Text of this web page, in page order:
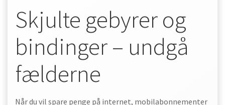
Skjulte gebyrer og
bindinger – undgå
fælderne
Når du vil spare penge på internet, mobilabonnementer